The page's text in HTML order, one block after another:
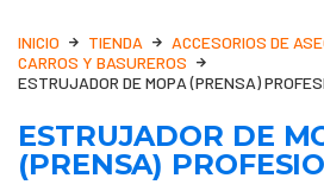
INICIO TIENDA
ACCESORIOS DE
CARROS Y BASUREROS
ESTRUJADOR DE MOPA (PRENSA)
ESTRUJADOR DE
(PRENSA)